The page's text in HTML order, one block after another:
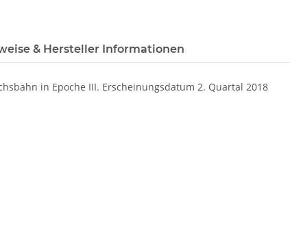
& Hersteller Informationen
in Epoche III. Erscheinungsdatum 2. Quartal 2018